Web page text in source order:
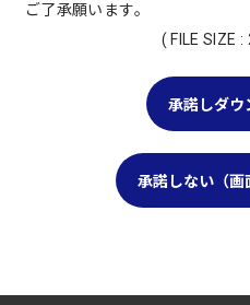
ご了承願います。
( FILE SIZE
承諾しダウ
承諾しない（画